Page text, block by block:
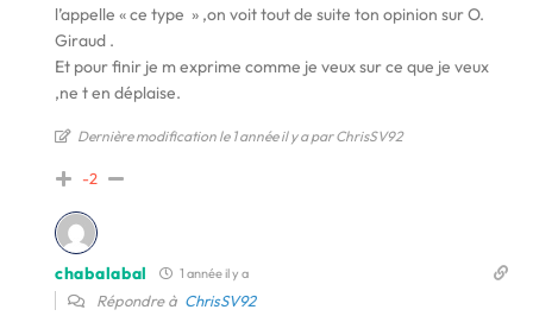
l’appelle « ce type » ,on voit tout de suite ton opinion sur O.
Giraud .
Et pour finir je m exprime comme je veux sur ce que je veux
,ne t en déplaise.
Dernière modification le 1 année il y a par ChrisSV92
-2
chabalabal 1 année il y a
Répondre à ChrisSV92